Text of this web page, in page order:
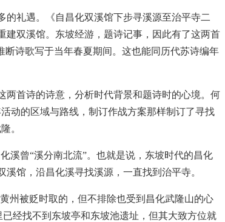
礼遇。《自昌化双溪馆下步寻溪源至治平寺二
建双溪馆。东坡经游，题诗记事，因此有了这两首
诗歌写于当年春夏期间。这也能同历代苏诗编年
两首诗的诗意，分析时代背景和题诗时的心境。何
动的区域与路线，制订作战方案那样制订了寻找
。
溪曾“溪分南北流”。也就是说，东坡时代的昌化
馆，沿昌化溪寻找溪源，一直找到治平寺。
州被贬时取的，但不排除也受到昌化武隆山的心
经找不到东坡亭和东坡池遗址，但其大致方位就